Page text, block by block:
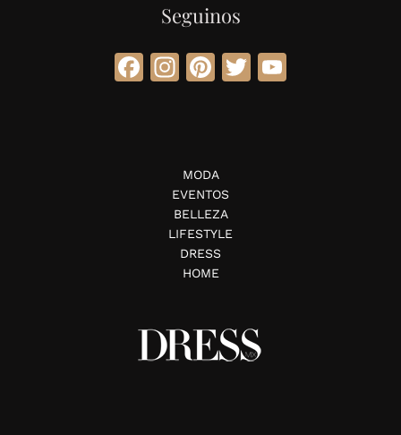
Seguinos
Facebook
Instagram
Pinterest
Twitter
MODA
EVENTOS
BELLEZA
LIFESTYLE
DRESS
HOME